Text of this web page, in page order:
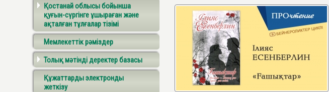
Қостанай облысы бойынша
қуғын-сүргінге ұшыраған және
ақталған тұлғалар тізімі
Мемлекеттік рәміздер
Толық мәтінді деректер базасы
Құжаттарды электронды
жеткізу